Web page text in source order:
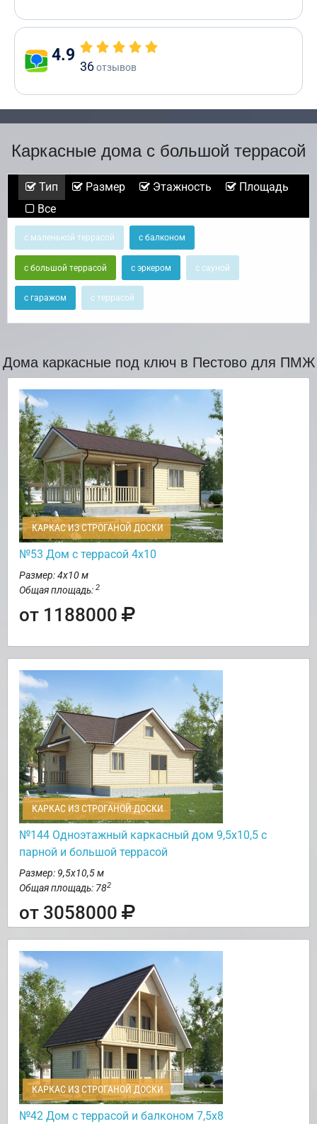
4.9
36отзывов
Каркасные дома с большой террасой
Тип Размер Этажность
Площадь
Все
с маленькой террасой с балконом
с большой террасой с эркером с сауной
с гаражом с террасой
Дома каркасные под ключ в Пестово для ПМЖ
КАРКАС ИЗ СТРОГАНОЙ ДОСКИ
№53 Дом с террасой 4х10
Размер: 4х10 м
Общая площадь: 2
от 1188000
КАРКАС ИЗ СТРОГАНОЙ ДОСКИ
№144 Одноэтажный каркасный дом 9,5х10,5 с
парной и большой террасой
Размер: 9,5х10,5 м
Общая площадь: 782
от 3058000
КАРКАС ИЗ СТРОГАНОЙ ДОСКИ
№42 Дом с террасой и балконом 7,5х8